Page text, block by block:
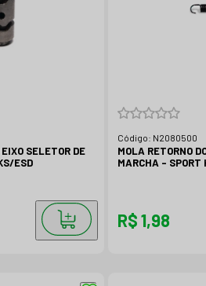
SELETOR DE
ESD
Código: N2080500
MOLA RETORNO
MARCHA - SPORT
R$ 1,98